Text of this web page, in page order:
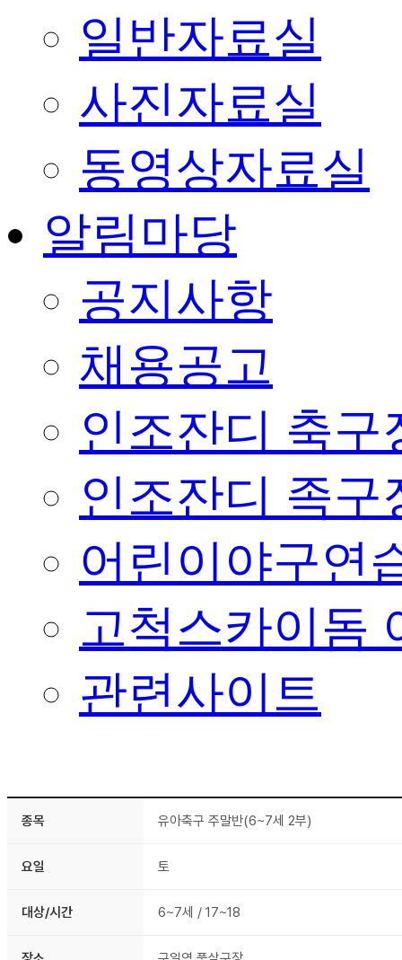
일반자료실
사진자료실
동영상자료실
알림마당
공지사항
채용공고
인조잔디 축구
인조잔디 족구
어린이야구연
고척스카이돔
관련사이트
종목 유아축구 주말반(6~7세 2부)
요일 토
대상/시간 6~7세 / 17~18